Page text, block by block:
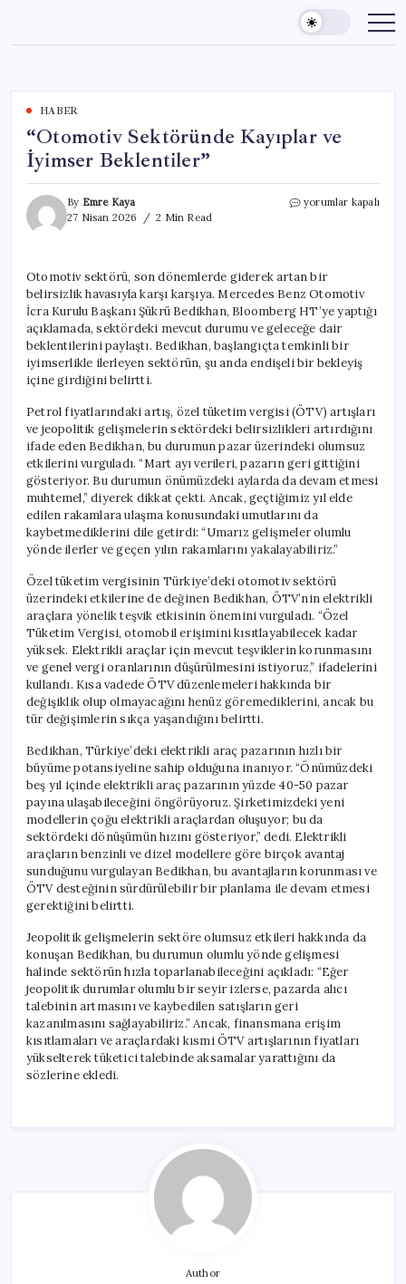
content
HABER
“Otomotiv Sektöründe Kayıplar ve
İyimser Beklentiler”
By Emre Kaya
27 Nisan 2026
2 Min Read
“Otomotiv
Beklentiler”
için
yorumlar kapalı
Otomotiv sektörü, son dönemlerde giderek artan bir
belirsizlik havasıyla karşı karşıya. Mercedes Benz Otomotiv
İcra Kurulu Başkanı Şükrü Bedikhan, Bloomberg HT’ye yaptığı
açıklamada, sektördeki mevcut durumu ve geleceğe dair
beklentilerini paylaştı. Bedikhan, başlangıçta temkinli bir
iyimserlikle ilerleyen sektörün, şu anda endişeli bir bekleyiş
içine girdiğini belirtti.
Petrol fiyatlarındaki artış, özel tüketim vergisi (ÖTV) artışları
ve jeopolitik gelişmelerin sektördeki belirsizlikleri artırdığını
ifade eden Bedikhan, bu durumun pazar üzerindeki olumsuz
etkilerini vurguladı. “Mart ayı verileri, pazarın geri gittiğini
gösteriyor. Bu durumun önümüzdeki aylarda da devam etmesi
muhtemel,” diyerek dikkat çekti. Ancak, geçtiğimiz yıl elde
edilen rakamlara ulaşma konusundaki umutlarını da
kaybetmediklerini dile getirdi: “Umarız gelişmeler olumlu
yönde ilerler ve geçen yılın rakamlarını yakalayabiliriz.”
Özel tüketim vergisinin Türkiye’deki otomotiv sektörü
üzerindeki etkilerine de değinen Bedikhan, ÖTV’nin elektrikli
araçlara yönelik teşvik etkisinin önemini vurguladı. “Özel
Tüketim Vergisi, otomobil erişimini kısıtlayabilecek kadar
yüksek. Elektrikli araçlar için mevcut teşviklerin korunmasını
ve genel vergi oranlarının düşürülmesini istiyoruz,” ifadelerini
kullandı. Kısa vadede ÖTV düzenlemeleri hakkında bir
değişiklik olup olmayacağını henüz göremediklerini, ancak bu
tür değişimlerin sıkça yaşandığını belirtti.
Bedikhan, Türkiye’deki elektrikli araç pazarının hızlı bir
büyüme potansiyeline sahip olduğuna inanıyor. “Önümüzdeki
beş yıl içinde elektrikli araç pazarının yüzde 40-50 pazar
payına ulaşabileceğini öngörüyoruz. Şirketimizdeki yeni
modellerin çoğu elektrikli araçlardan oluşuyor; bu da
sektördeki dönüşümün hızını gösteriyor,” dedi. Elektrikli
araçların benzinli ve dizel modellere göre birçok avantaj
sunduğunu vurgulayan Bedikhan, bu avantajların korunması ve
ÖTV desteğinin sürdürülebilir bir planlama ile devam etmesi
gerektiğini belirtti.
Jeopolitik gelişmelerin sektöre olumsuz etkileri hakkında da
konuşan Bedikhan, bu durumun olumlu yönde gelişmesi
halinde sektörün hızla toparlanabileceğini açıkladı: “Eğer
jeopolitik durumlar olumlu bir seyir izlerse, pazarda alıcı
talebinin artmasını ve kaybedilen satışların geri
kazanılmasını sağlayabiliriz.” Ancak, finansmana erişim
kısıtlamaları ve araçlardaki kısmi ÖTV artışlarının fiyatları
yükselterek tüketici talebinde aksamalar yarattığını da
sözlerine ekledi.
Author